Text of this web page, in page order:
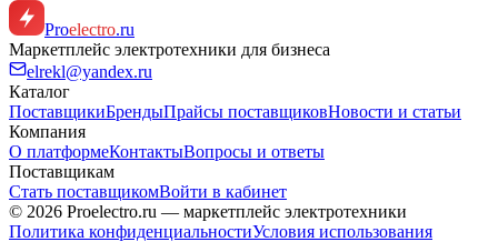
Proelectro.ru
Маркетплейс электротехники для бизнеса
elrekl@yandex.ru
Каталог
ПоставщикиБрендыПрайсы поставщиковНовости и статьи
Компания
О платформеКонтактыВопросы и ответы
Поставщикам
Стать поставщикомВойти в кабинет
© 2026 Proelectro.ru — маркетплейс электротехники
Политика конфиденциальностиУсловия использования